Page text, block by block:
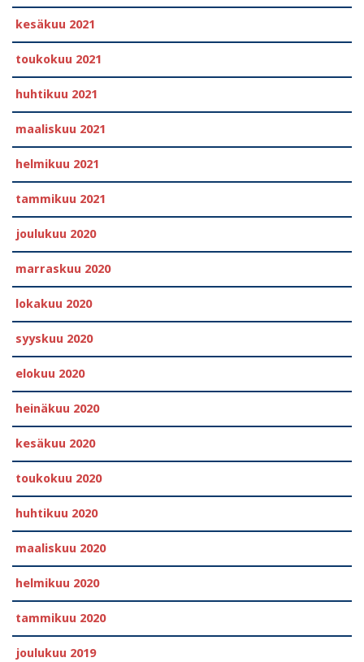
kesäkuu 2021
toukokuu 2021
huhtikuu 2021
maaliskuu 2021
helmikuu 2021
tammikuu 2021
joulukuu 2020
marraskuu 2020
lokakuu 2020
syyskuu 2020
elokuu 2020
heinäkuu 2020
kesäkuu 2020
toukokuu 2020
huhtikuu 2020
maaliskuu 2020
helmikuu 2020
tammikuu 2020
joulukuu 2019